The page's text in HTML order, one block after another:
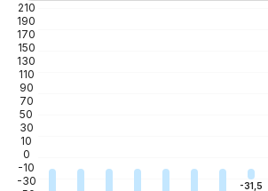
210
190
170
150
130
110
90
70
50
30
10
0
-10
-30
-31,5